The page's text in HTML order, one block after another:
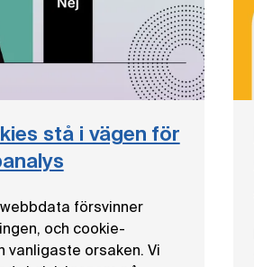
stå i vägen för
försvinner
och cookie-
vanligaste orsaken. Vi